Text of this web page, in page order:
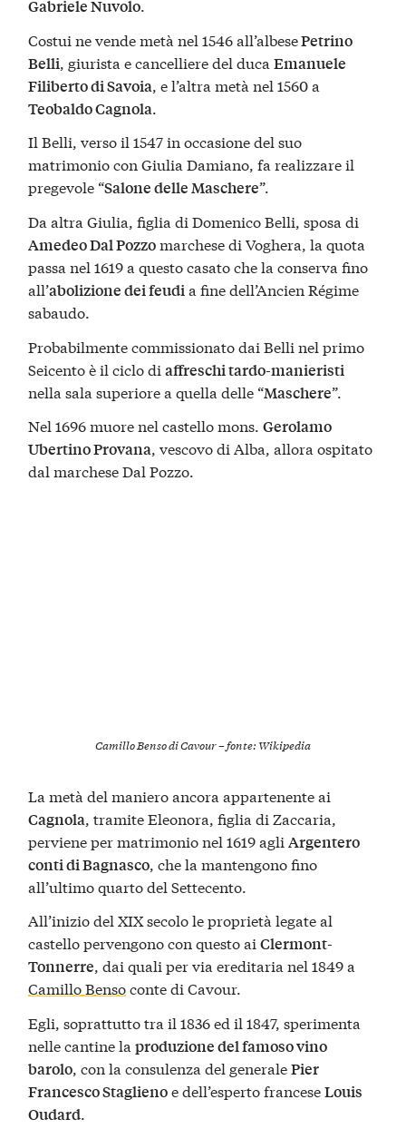
Gabriele Nuvolo.
Costui ne vende metà nel 1546 all’albesePetrino
Belli, giurista e cancelliere del ducaEmanuele
Filiberto di Savoia, e l’altra metà nel 1560 a
Teobaldo Cagnola.
Il Belli, verso il 1547 in occasione del suo
matrimonio con Giulia Damiano, fa realizzare il
pregevole “Salone delle Maschere”.
Da altra Giulia, figlia di Domenico Belli, sposa di
Amedeo Dal Pozzomarchese di Voghera, la quota
passa nel 1619 a questo casato che la conserva fino
all’abolizione dei feudia fine dell’Ancien Régime
sabaudo.
Probabilmente commissionato dai Belli nel primo
Seicento è il ciclo diaffreschi tardo-manieristi
nella sala superiore a quella delle “Maschere”.
Nel 1696 muore nel castello mons.Gerolamo
Ubertino Provana, vescovo di Alba, allora ospitato
dal marchese Dal Pozzo.
Camillo Benso di Cavour – fonte: Wikipedia
La metà del maniero ancora appartenente ai
Cagnola, tramite Eleonora, figlia di Zaccaria,
perviene per matrimonio nel 1619 agliArgentero
conti di Bagnasco, che la mantengono fino
all’ultimo quarto del Settecento.
All’inizio del XIX secolo le proprietà legate al
castello pervengono con questo aiClermont-
Tonnerre, dai quali per via ereditaria nel 1849 a
Camillo Bensoconte di Cavour.
Egli, soprattutto tra il 1836 ed il 1847, sperimenta
nelle cantine laproduzione del famoso vino
barolo, con la consulenza del generalePier
Francesco Staglienoe dell’esperto franceseLouis
Oudard.